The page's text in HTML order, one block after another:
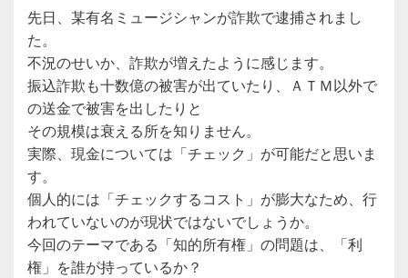
先日、某有名ミュージシャンが詐欺で逮捕されまし
た。
不況のせいか、詐欺が増えたように感じます。
振込詐欺も十数億の被害が出ていたり、ＡＴＭ以外で
の送金で被害を出したりと
その規模は衰える所を知りません。
実際、現金については「チェック」が可能だと思いま
す。
個人的には「チェックするコスト」が膨大なため、行
われていないのが現状ではないでしょうか。
今回のテーマである「知的所有権」の問題は、「利
権」を誰が持っているか？